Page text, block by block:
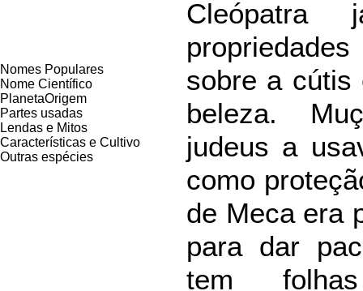
Nomes Populares
Nome Científico
PlanetaOrigem
Partes usadas
Lendas e Mitos
Características e Cultivo
Outras espécies
Cleópatra
sobre a cútis
beleza.
judeus a
como
de Meca era
para dar
tem